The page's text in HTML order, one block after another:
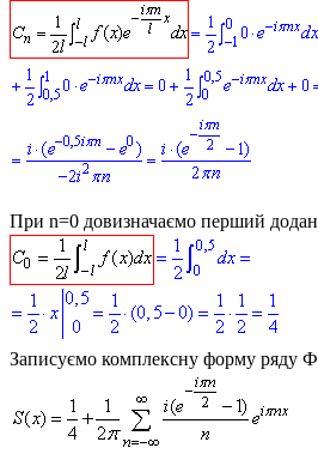
При n=0 довизначаємо перший
Записуємо комплексну форму ряду